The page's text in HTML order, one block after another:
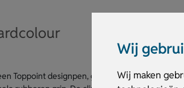
Wij
Wij maken
Toppoint designpen, gemaakt in Duitsland.